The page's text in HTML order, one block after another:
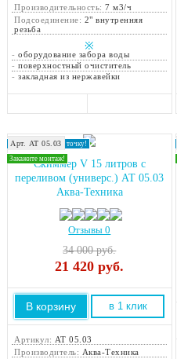
Производительность:7 м3/ч
Подсоединение: 2" внутренняя
резьба
※
-оборудование забора воды
-поверхностный очиститель
-закладная из нержавейки
Доставка в любую точку!
Закажите монтаж!
Арт. АТ 05.03
Скиммер V 15 литров с
переливом (универс.) АТ 05.03
Аква-Техника
Отзывы 0
34 000 руб.
21 420 руб.
В корзину в 1 клик
Артикул: АТ 05.03
Производитель: Аква-Техника